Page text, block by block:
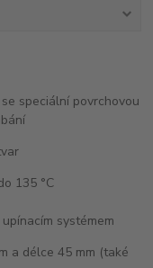
speciální povrchovou
135 °C
systémem
a délce 45 mm (také